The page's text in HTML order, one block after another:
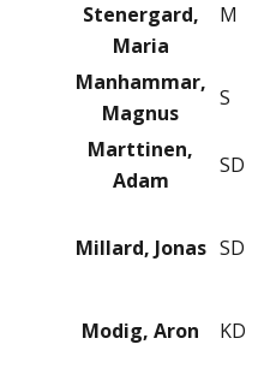
Stenergard,
Maria
M
Manhammar,
Magnus
S
Marttinen,
Adam
SD
Millard, Jonas SD
Modig, Aron KD